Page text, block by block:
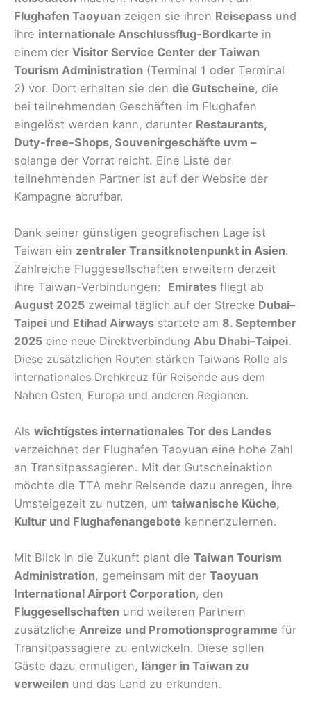
Flughafen Taoyuan zeigen sie ihren Reisepass und
ihre internationale Anschlussflug-Bordkarte in
einem der Visitor Service Center der Taiwan
Tourism Administration (Terminal 1 oder Terminal
2) vor. Dort erhalten sie den die Gutscheine, die
bei teilnehmenden Geschäften im Flughafen
eingelöst werden kann, darunter Restaurants,
Duty-free-Shops, Souvenirgeschäfte uvm –
solange der Vorrat reicht. Eine Liste der
teilnehmenden Partner ist auf der Website der
Kampagne abrufbar.
Dank seiner günstigen geografischen Lage ist
Taiwan ein zentraler Transitknotenpunkt in Asien.
Zahlreiche Fluggesellschaften erweitern derzeit
ihre Taiwan-Verbindungen: Emirates fliegt ab
August 2025 zweimal täglich auf der Strecke Dubai–
Taipei und Etihad Airways startete am 8. September
2025 eine neue Direktverbindung Abu Dhabi–Taipei.
Diese zusätzlichen Routen stärken Taiwans Rolle als
internationales Drehkreuz für Reisende aus dem
Nahen Osten, Europa und anderen Regionen.
Als wichtigstes internationales Tor des Landes
verzeichnet der Flughafen Taoyuan eine hohe Zahl
an Transitpassagieren. Mit der Gutscheinaktion
möchte die TTA mehr Reisende dazu anregen, ihre
Umsteigezeit zu nutzen, um taiwanische Küche,
Kultur und Flughafenangebote kennenzulernen.
Mit Blick in die Zukunft plant die Taiwan Tourism
Administration, gemeinsam mit der Taoyuan
International Airport Corporation, den
Fluggesellschaften und weiteren Partnern
zusätzliche Anreize und Promotionsprogramme für
Transitpassagiere zu entwickeln. Diese sollen
Gäste dazu ermutigen, länger in Taiwan zu
verweilen und das Land zu erkunden.